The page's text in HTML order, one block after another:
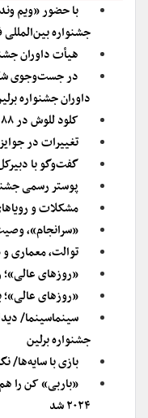
با حضور «ویم
جشنواره بین‌المللی
هیأت داوران جشنواره
در جست‌وجوی
داوران جشنواره
کلود للوش در ۸۸ سالگی سالن سینما ساخت
تغییرات در
گفت‌وگو با
پوستر رسمی
مشکلات و
«سرانجام»،
توالت، معماری
«روزهای
«روزهای عالی»؛
سینماسینما/
جشنواره برلین
بازی با سایه‌ها/
«باربی» کن را
۲۰۲۴ شد